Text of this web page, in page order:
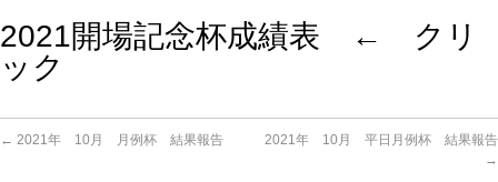
2021開場記念杯成績表 ← クリ
ック
← 2021年 10月 月例杯 結果報告
2021年 10月 平日月例杯 結果報告
→